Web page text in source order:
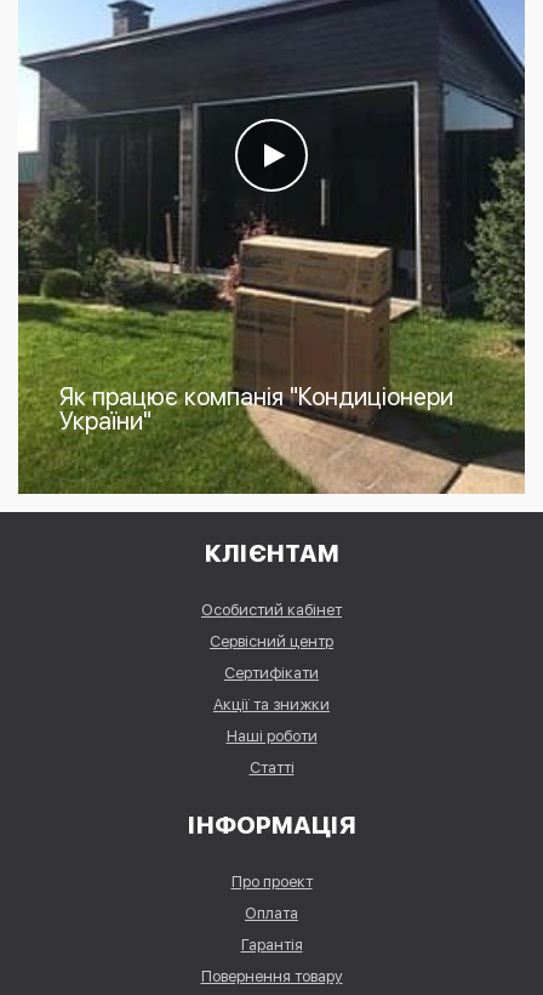
Як працює компанія "Кондиціонери
України"
КЛІЄНТАМ
Особистий кабінет
Сервісний центр
Сертифікати
Акції та знижки
Наші роботи
Статті
ІНФОРМАЦІЯ
Про проект
Оплата
Гарантія
Повернення товару